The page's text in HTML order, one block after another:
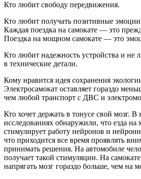
Кто любит свободу передвижения.
Кто любит получать позитивные
Каждая поездка на самокате — это
Поездка на мощном самокате — это
Кто любит надежность устройства и не
в технические детали.
Кому нравится идея сохранения
Электросамокат оставляет гораздо
чем любой транспорт с ДВС и
Кто хочет держать в тонусе свой мозг. В
исследованиях обнаружили, что езда на
стимулирует работу нейронов и
что приходится все время проявлять
принимать решения. На автомобиле
получает такой стимуляции. На
напрягать мозг гораздо больше, чем на